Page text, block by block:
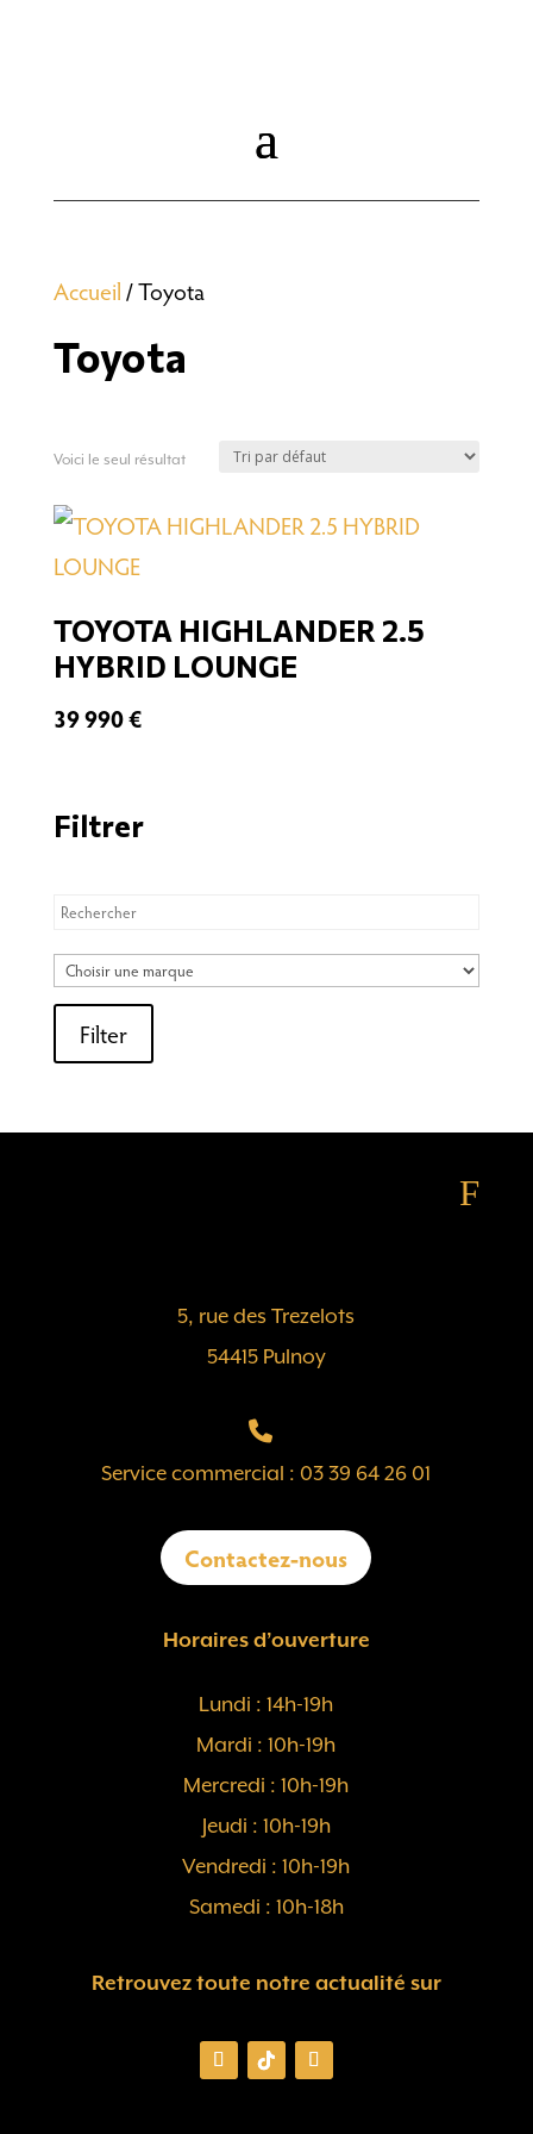
Accueil/ Toyota
Toyota
Filter
Voici le seul résultat
TOYOTA HIGHLANDER 2.5
HYBRID LOUNGE
39 990€
Filtrer
Filter
F
5, rue des Trezelots
54415 Pulnoy
Service commercial : 03 39 64 26 01
Contactez-nous
Horaires d’ouverture
Lundi : 14h-19h
Mardi : 10h-19h
Mercredi : 10h-19h
Jeudi : 10h-19h
Vendredi : 10h-19h
Samedi : 10h-18h
Retrouvez toute notre actualité sur